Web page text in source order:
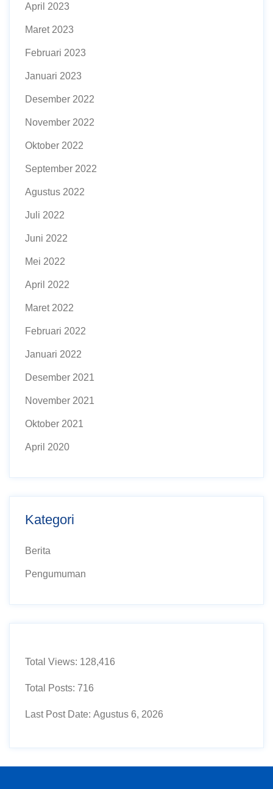
April 2023
Maret 2023
Februari 2023
Januari 2023
Desember 2022
November 2022
Oktober 2022
September 2022
Agustus 2022
Juli 2022
Juni 2022
Mei 2022
April 2022
Maret 2022
Februari 2022
Januari 2022
Desember 2021
November 2021
Oktober 2021
April 2020
Kategori
Berita
Pengumuman
Total Views: 128,416
Total Posts: 716
Last Post Date: Agustus 6, 2026